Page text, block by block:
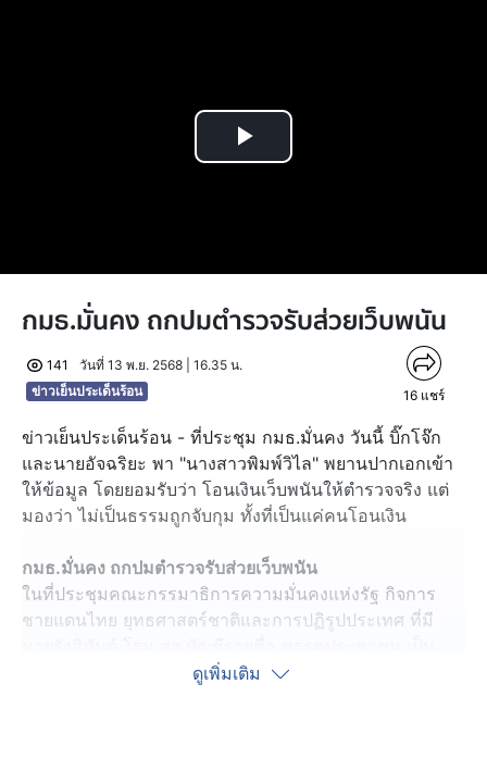
Play
กมธ.มั่นคง ถกปมตำรวจรับส่วยเว็บพนัน
141
วันที่ 13 พ.ย. 2568 | 16.35 น.
ข่าวเย็นประเด็นร้อน
16 แชร์
ข่าวเย็นประเด็นร้อน - ที่ประชุม กมธ.มั่นคง วันนี้ บิ๊กโจ๊ก
และนายอัจฉริยะ พา "นางสาวพิมพ์วิไล" พยานปากเอกเข้า
ให้ข้อมูล โดยยอมรับว่า โอนเงินเว็บพนันให้ตำรวจจริง แต่
มองว่า ไม่เป็นธรรมถูกจับกุม ทั้งที่เป็นแค่คนโอนเงิน
กมธ.มั่นคง ถกปมตำรวจรับส่วยเว็บพนัน
ในที่ประชุมคณะกรรมาธิการความมั่นคงแห่งรัฐ กิจการ
ชายแดนไทย ยุทธศาสตร์ชาติและการปฏิรูปประเทศ ที่มี
ประธาน กมธ. วาระพิจารณา กรณีคณะกรรมการพิจารณา
ดูเพิ่มเติม